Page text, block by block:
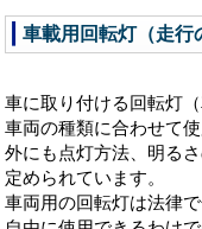
車載用回転灯（走行
車に取り付ける回転灯
車両の種類に合わせて
外にも点灯方法、明る
定められています。
車両用の回転灯は法律